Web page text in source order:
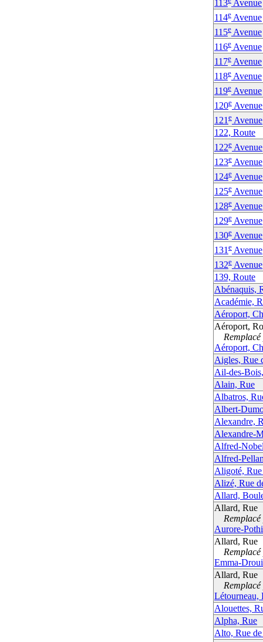
113 Avenue
114e Avenue
115e Avenue
116e Avenue
117e Avenue
118e Avenue
119e Avenue
120e Avenue
121 e Avenue
122, Route
122e Avenue
123e Avenue
124e Avenue
125e Avenue
128e Avenue
129e Avenue
130e Avenue
131 e Avenue
132e Avenue
139, Route
Abénaquis,
Académie,
Aéroport,
Aéroport,
Remplacé
Aéroport,
Aigles, Rue
Ail-des-
Alain, Rue
Albatros,
Albert-
Alexandre,
Alexandre-
Alfred-
Alfred-
Aligoté,
Alizé, Rue
Allard,
Allard, Rue
Remplacé
Aurore-
Allard, Rue
Remplacé
Emma-
Allard, Rue
Remplacé
Létourneau,
Alouettes,
Alpha, Rue
Alto, Rue